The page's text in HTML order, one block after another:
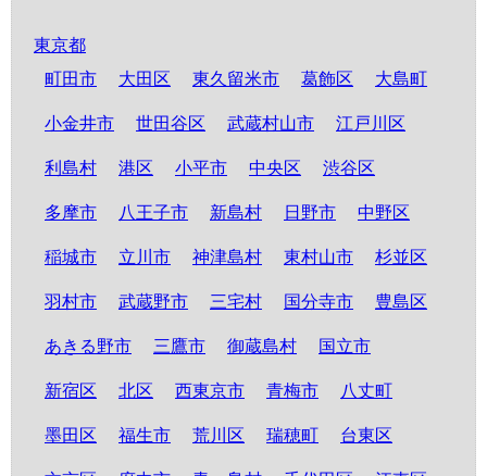
東京都
町田市
大田区 東久留米市 葛飾区 大島町
小金井市 世田谷区 武蔵村山市 江戸川区
利島村 港区 小平市 中央区 渋谷区
多摩市 八王子市 新島村 日野市 中野区
稲城市 立川市 神津島村 東村山市 杉並区
羽村市 武蔵野市 三宅村 国分寺市 豊島区
あきる野市 三鷹市 御蔵島村 国立市
新宿区 北区 西東京市 青梅市 八丈町
墨田区 福生市 荒川区 瑞穂町 台東区